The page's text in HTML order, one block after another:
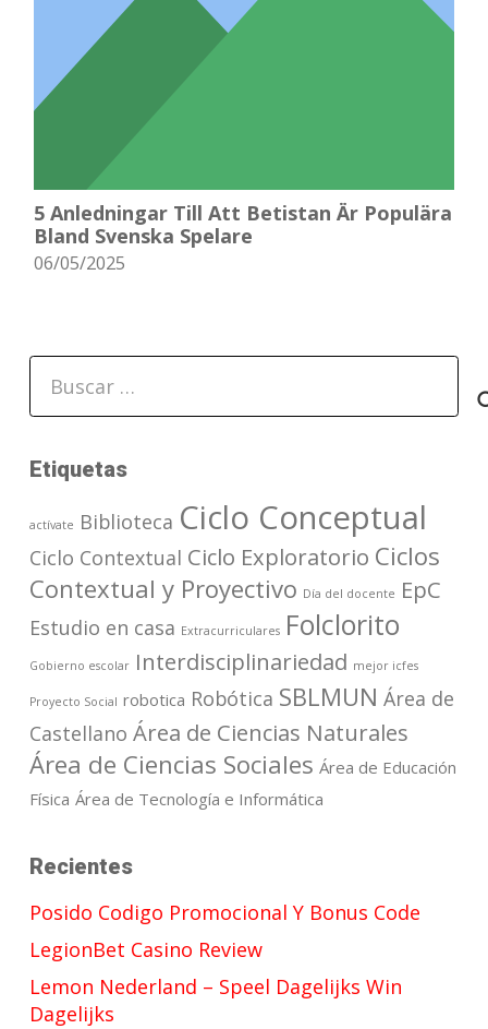
5 Anledningar Till Att Betistan Är Populära
Bland Svenska Spelare
06/05/2025
Etiquetas
actívate Biblioteca Ciclo Conceptual
Ciclo Contextual Ciclo Exploratorio Ciclos
Contextual y Proyectivo Día del docente EpC
Estudio en casa Extracurriculares Folclorito
Gobierno escolar Interdisciplinariedad mejor icfes
Proyecto Social robotica Robótica SBLMUN Área de
Castellano Área de Ciencias Naturales
Área de Ciencias Sociales Área de Educación
Física Área de Tecnología e Informática
Recientes
Posido Codigo Promocional Y Bonus Code
LegionBet Casino Review
Lemon Nederland – Speel Dagelijks Win
Dagelijks